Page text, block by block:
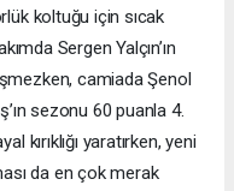
koltuğu için sıcak
Sergen Yalçın’ın
camiada Şenol
sezonu 60 puanla 4.
kırıklığı yaratırken, yeni
da en çok merak